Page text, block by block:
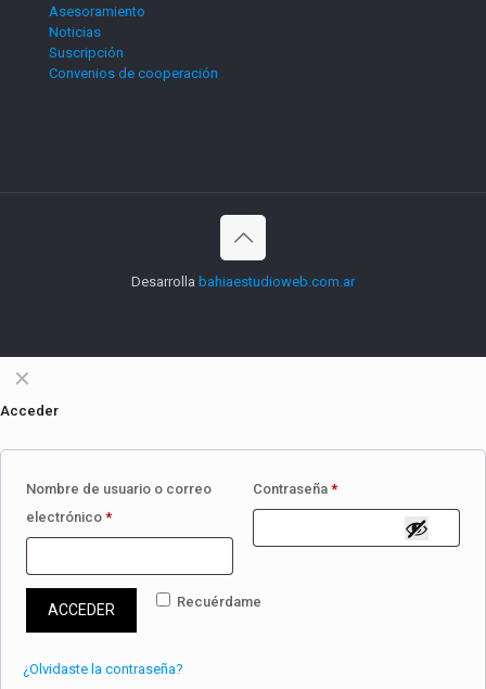
Asesoramiento
Noticias
Suscripción
Convenios de cooperación
Desarrolla bahiaestudioweb.com.ar
✕
Acceder
Nombre de usuario o correo
electrónico *
Contraseña*
Recuérdame
ACCEDER
¿Olvidaste la contraseña?